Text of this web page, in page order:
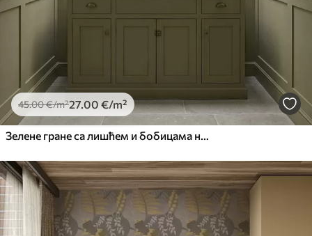
45.00€/m²27.00 €/m²
Зелене гране са лишћем и бобицама на маслини